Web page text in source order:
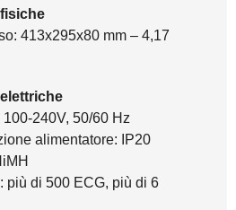
413x295x80 mm – 4,17
240V, 50/60 Hz
alimentatore: IP20
più di 500 ECG, più di 6